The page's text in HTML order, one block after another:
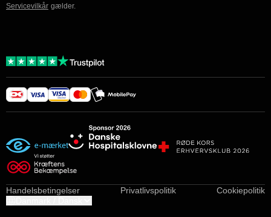
Servicevilkår gælder.
Handelsbetingelser Privatlivspolitik
Cookiepolitik